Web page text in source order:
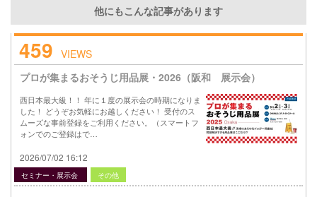
他にもこんな記事があります
459 VIEWS
プロが集まるおそうじ用品展・2026（阪和 展示会）
西日本最大級！！ 年に１度の展示会の時期になりま
した！ どうぞお気軽にお越しください！ 受付のス
ムーズな事前登録をご利用ください。（スマートフ
ォンでのご登録はで…
2026/07/02 16:12
セミナー・展示会 その他